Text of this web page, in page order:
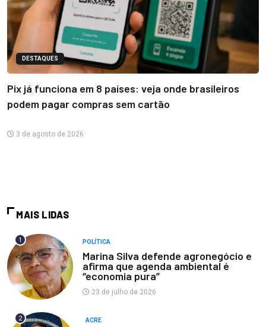
DESTAQUES
Pix já funciona em 8 países: veja onde brasileiros
podem pagar compras sem cartão
3 de agosto de 2026
MAIS LIDAS
1 POLÍTICA
Marina Silva defende agronegócio e
afirma que agenda ambiental é
“economia pura”
23 de julho de 2026
2 ACRE